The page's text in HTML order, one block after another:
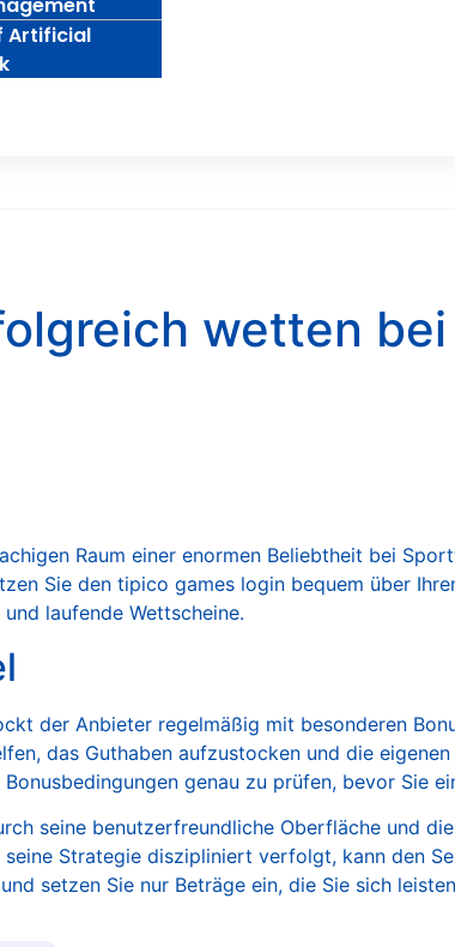
Artificial
wetten
Raum einer enormen Beliebtheit bei
Sie den tipico games login bequem über
laufende Wettscheine.
der Anbieter regelmäßig mit besonderen
das Guthaben aufzustocken und die
Bonusbedingungen genau zu prüfen, bevor Sie
seine benutzerfreundliche Oberfläche und
Strategie diszipliniert verfolgt, kann den
setzen Sie nur Beträge ein, die Sie sich